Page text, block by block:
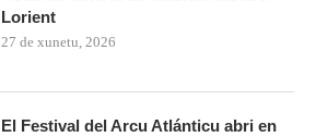
Lorient
27 de xunetu, 2026
El Festival del Arcu Atlánticu abri en